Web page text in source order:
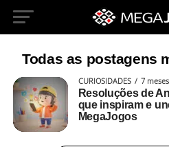
Todas as postagens
CURIOSIDADES 7
Resoluções de
que inspiram e
MegaJogos